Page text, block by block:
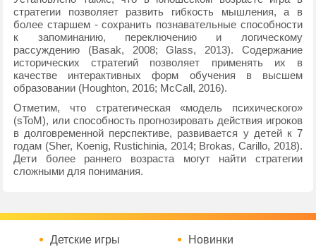
стратегии позволяет развить гибкость мышления, а в
более старшем - сохранить познавательные способности
к запоминанию, переключению и логическому
рассуждению (Basak, 2008; Glass, 2013). Содержание
исторических стратегий позволяет применять их в
качестве интерактивных форм обучения в высшем
образовании (Houghton, 2016; McCall, 2016).
Отметим, что стратегическая «модель психического»
(sToM), или способность прогнозировать действия игроков
в долговременной перспективе, развивается у детей к 7
годам (Sher, Koenig, Rustichinia, 2014; Brokas, Carillo, 2018).
Дети более раннего возраста могут найти стратегии
сложными для понимания.
Детские игры Новинки